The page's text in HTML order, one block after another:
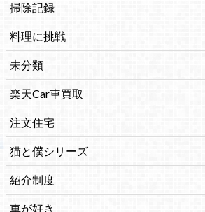
掃除記録
料理に挑戦
未分類
楽天Car車買取
注文住宅
猫と僕シリーズ
紹介制度
車が好き